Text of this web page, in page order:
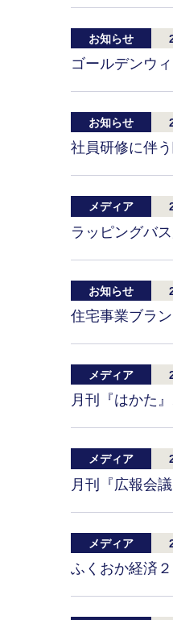
お知らせ
ゴールデンウ
お知らせ
社員研修に伴
メディア
ラッピングバ
お知らせ
住宅事業ブラ
メディア
月刊『はかた
メディア
月刊『広報会
メディア
ふくおか経済